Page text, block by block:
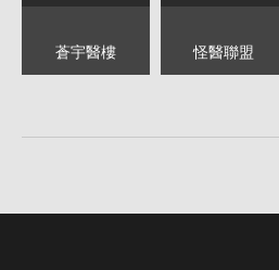
蒼宇醫樓 怪醫聯盟